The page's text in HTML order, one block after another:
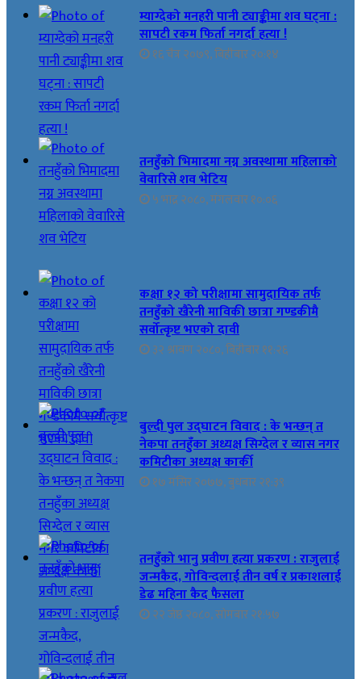
म्याग्देको मनहरी पानी ट्याङ्कीमा शव घट्ना :
सापटी रकम फिर्ता नगर्दा हत्या !
१६ चैत्र २०७९, बिहीबार २०:१४
तनहुँको भिमादमा नग्न अवस्थामा महिलाको
वेवारिसे शव भेटिय
५ भाद्र २०८०, मंगलवार १०:०६
कक्षा १२ को परीक्षामा सामुदायिक तर्फ
तनहुँको खैरेनी माविकी छात्रा गण्डकीमै
सर्वोत्कृष्ट भएको दावी
३२ श्रावण २०८०, बिहीबार ११:२६
बुल्दी पुल उद्घाटन विवाद : के भन्छन् त
नेकपा तनहुँका अध्यक्ष सिग्देल र व्यास नगर
कमिटीका अध्यक्ष कार्की
१७ मंसिर २०७७, बुधबार २१:३९
तनहुँको भानु प्रवीण हत्या प्रकरण : राजुलाई
जन्मकैद, गोविन्दलाई तीन वर्ष र प्रकाशलाई
डेढ महिना कैद फैसला
२२ जेष्ठ २०८०, सोमबार २१:५७